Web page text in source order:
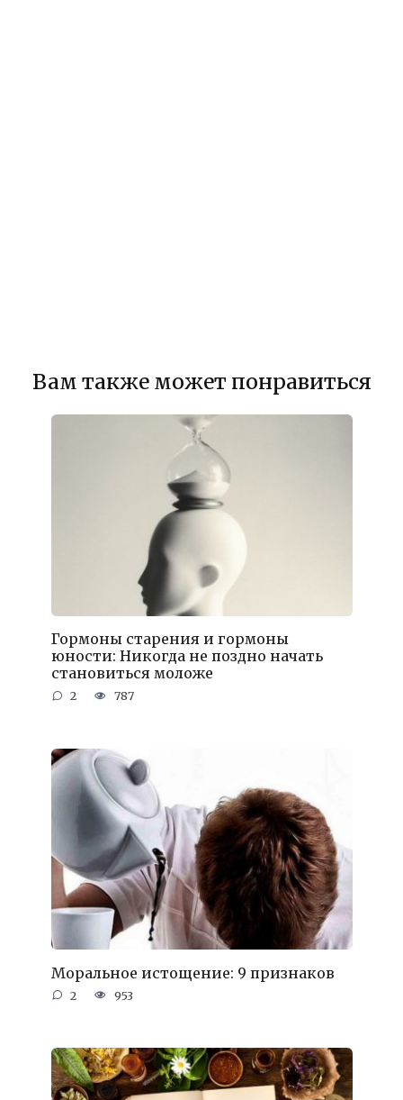
Вам также может понравиться
Гормоны старения и гормоны
юности: Никогда не поздно начать
становиться моложе
2 787
Моральное истощение: 9 признаков
2 953